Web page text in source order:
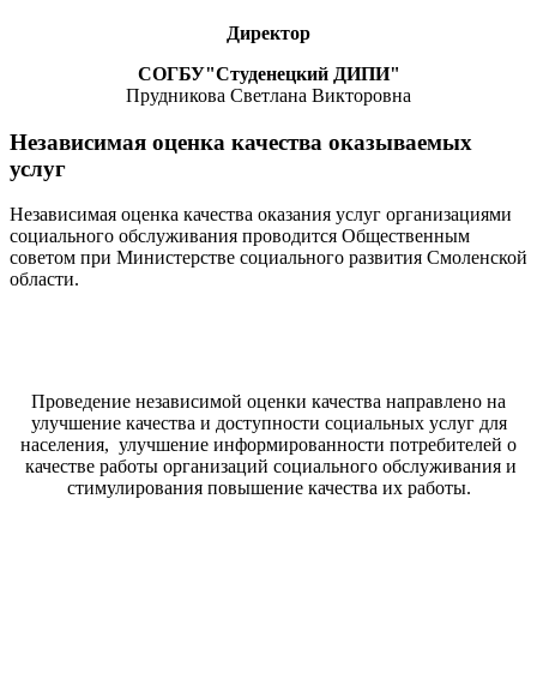
Директор
СОГБУ"Студенецкий ДИПИ"
Прудникова Светлана Викторовна
Независимая оценка качества оказываемых
услуг
Независимая оценка качества оказания услуг организациями
социального обслуживания проводится Общественным
советом при Министерстве социального развития Смоленской
области.
Проведение независимой оценки качества направлено на
улучшение качества и доступности социальных услуг для
населения, улучшение информированности потребителей о
качестве работы организаций социального обслуживания и
стимулирования повышение качества их работы.